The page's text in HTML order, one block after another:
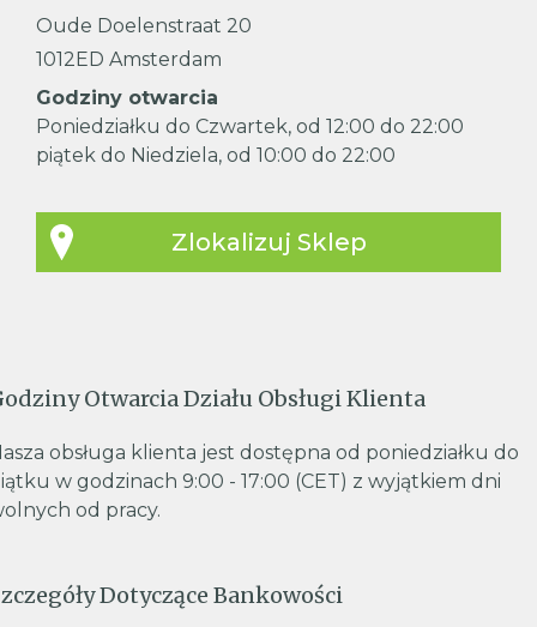
Oude Doelenstraat 20
1012ED Amsterdam
Godziny otwarcia
Poniedziałku do Czwartek, od 12:00 do 22:00
piątek do Niedziela, od 10:00 do 22:00
Zlokalizuj Sklep
Otwarcia Działu Obsługi Klienta
obsługa klienta jest dostępna od poniedziałku do
w godzinach 9:00 - 17:00 (CET) z wyjątkiem dni
od pracy.
Dotyczące Bankowości